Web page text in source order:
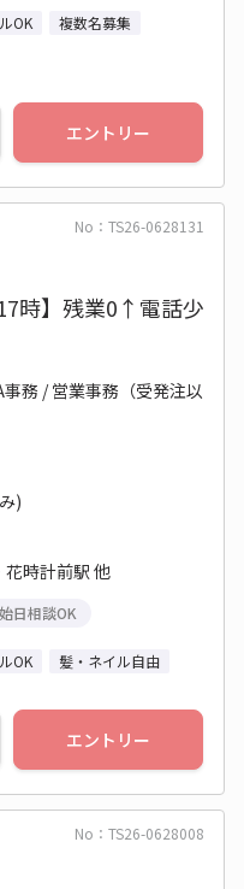
OK
複数名募集
エントリー
No：TS26-0628131
時】残業0↑電話少
務 / 営業事務（受発注以
)
時計前駅 他
日相談OK
OK 髪・ネイル自由
エントリー
No：TS26-0628008